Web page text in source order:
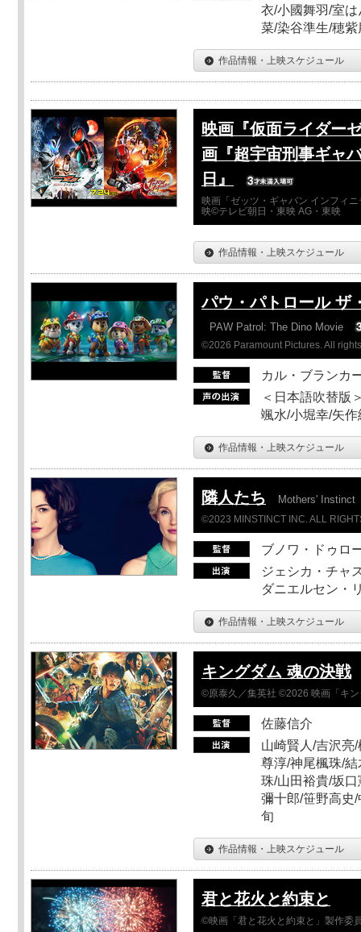
衣/小國舞羽/室
菜/染谷準生/穂
作品情報・上映スケジュール
映画『仮面ライダー
画『超宇宙刑事ギャ
日』
映画「ゼッツ・ギャバン インフィ
映©テレビ朝日・東映 AG・東映
作品情報・上映スケジュール
パウ・パトロール ザ
PAW Patrol: The Dino Movie
©2026 Paramount Pictures. All
カル・ブランカ
＜日本語吹替版
颯水/小堀幸/矢作
作品情報・上映スケジュール
隣人たち Mothers' Instinct
©2023 MINSTINCT INC. ALL
ブノワ・ドゥロ
ジェシカ・チャ
ダニエルセン・
作品情報・上映スケジュール
キングダム 魂の決戦
©原泰久／集英社 ©2026 映画「キ
佐藤信介
山崎賢人/吉沢亮
尊淳/神尾楓珠/
珠/山田裕貴/坂
彌十郎/笹野高史
旬
作品情報・上映スケジュール
君と花火と約束と
©映画「君と花火と約束と」製作委